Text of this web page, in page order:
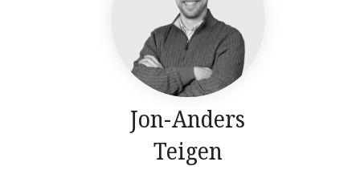
Jon-Anders
Teigen